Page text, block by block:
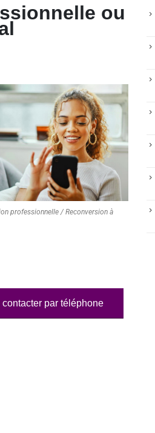
ou
professionnelle / Reconversion à
contacter par téléphone